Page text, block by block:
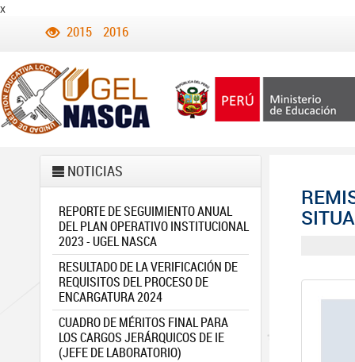
x
2015 2016
NOTICIAS
REPORTE DE SEGUIMIENTO ANUAL
DEL PLAN OPERATIVO INSTITUCIONAL
2023 - UGEL NASCA
RESULTADO DE LA VERIFICACIÓN DE
REQUISITOS DEL PROCESO DE
ENCARGATURA 2024
CUADRO DE MÉRITOS FINAL PARA
LOS CARGOS JERÁRQUICOS DE IE
(JEFE DE LABORATORIO)